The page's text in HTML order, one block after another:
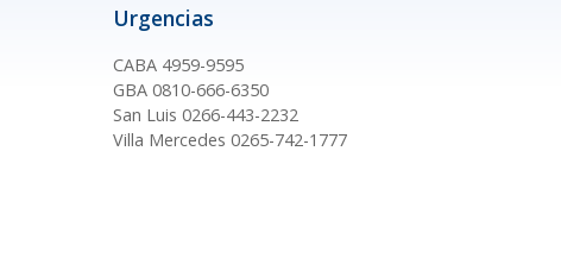
Urgencias
CABA 4959-9595
GBA 0810-666-6350
San Luis 0266-443-2232
Villa Mercedes 0265-742-1777